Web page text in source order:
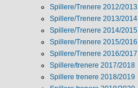
Spillere/Trenere 2012/2013
Spillere/Trenere 2013/2014
Spillere/Trenere 2014/2015
Spillere/Trenere 2015/2016
Spillere/Trenere 2016/2017
Spillere/trenere 2017/2018
Spillere trenere 2018/2019